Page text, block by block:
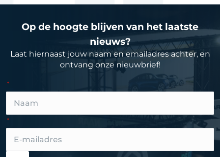
Op de hoogte blijven van het laatste
nieuws?
Laat hiernaast jouw naam en emailadres achter, en
ontvang onze nieuwbrief!